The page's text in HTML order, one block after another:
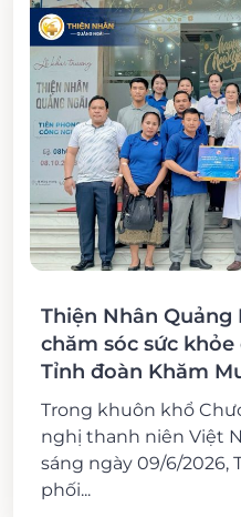
Thiện Nhân
chăm sóc sức
Tỉnh đoàn Khăm
Trong khuôn khổ
nghị thanh niên Việt
sáng ngày 09/6/2026,
phối...